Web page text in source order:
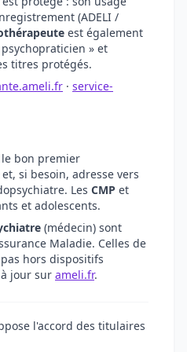
(ADELI /
est également
» et
titres protégés.
· service-
bon premier
si besoin, adresse vers
Les CMP et
et adolescents.
(médecin) sont
Maladie. Celles de
hors dispositifs
jour sur ameli.fr.
l'accord des titulaires